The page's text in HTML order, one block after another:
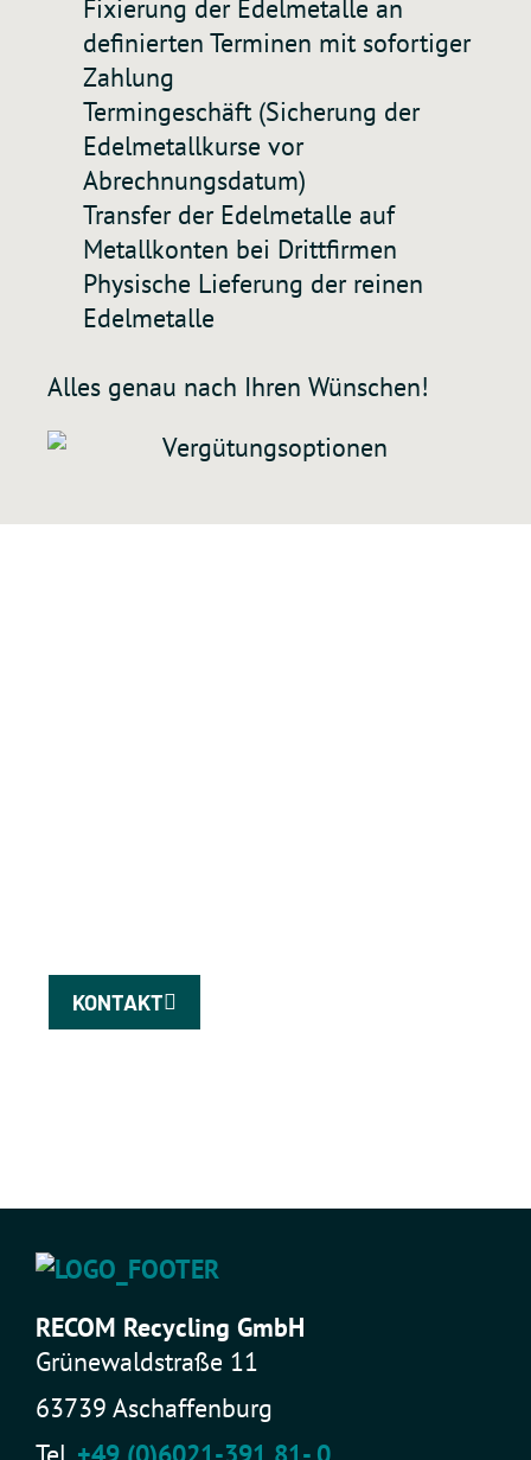
Fixierung der Edelmetalle an
definierten Terminen mit sofortiger
Zahlung
Termingeschäft (Sicherung der
Edelmetallkurse vor
Abrechnungsdatum)
Transfer der Edelmetalle auf
Metallkonten bei Drittfirmen
Physische Lieferung der reinen
Edelmetalle
Alles genau nach Ihren Wünschen!
KONTAKT
RECOM Recycling GmbH
Grünewaldstraße 11
63739 Aschaffenburg